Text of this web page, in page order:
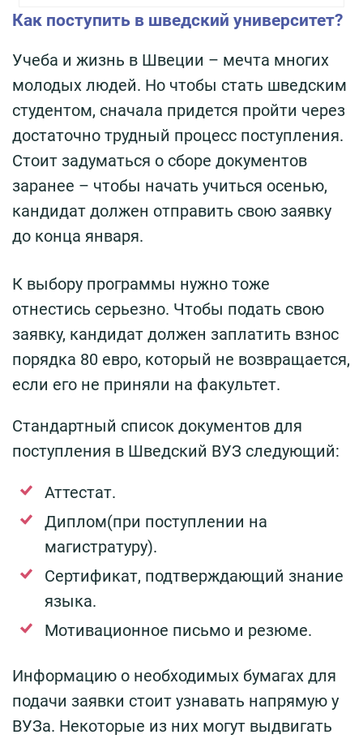
Как поступить в шведский университет?
Учеба и жизнь в Швеции – мечта многих
молодых людей. Но чтобы стать шведским
студентом, сначала придется пройти через
достаточно трудный процесс поступления.
Стоит задуматься о сборе документов
заранее – чтобы начать учиться осенью,
кандидат должен отправить свою заявку
до конца января.
К выбору программы нужно тоже
отнестись серьезно. Чтобы подать свою
заявку, кандидат должен заплатить взнос
порядка 80 евро, который не возвращается,
если его не приняли на факультет.
Стандартный список документов для
поступления в Шведский ВУЗ следующий:
Аттестат.
Диплом(при поступлении на
магистратуру).
Сертификат, подтверждающий знание
языка.
Мотивационное письмо и резюме.
Информацию о необходимых бумагах для
подачи заявки стоит узнавать напрямую у
ВУЗа. Некоторые из них могут выдвигать